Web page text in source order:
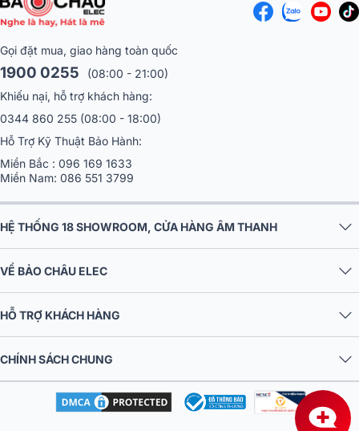
Công suất 25W
Mạch single-end nguyên bản cùng cùng biến áp xuất âm đã được
cải tiến mang đến khả năng khuếch đại âm thanh sống động, chân
thực với công suất 25W/ CH.
Gọi đặt mua, giao hàng toàn quốc
1900 0255
(08:00 - 21:00)
Khiếu nại, hỗ trợ khách hàng:
0344 860 255 (08:00 - 18:00)
Hỗ Trợ Kỹ Thuật Bảo Hành:
Miền Bắc : 096 169 1633
Miền Nam: 086 551 3799
HỆ THỐNG 18 SHOWROOM, CỬA HÀNG ÂM THANH
VỀ BẢO CHÂU ELEC
HỖ TRỢ KHÁCH HÀNG
CHÍNH SÁCH CHUNG